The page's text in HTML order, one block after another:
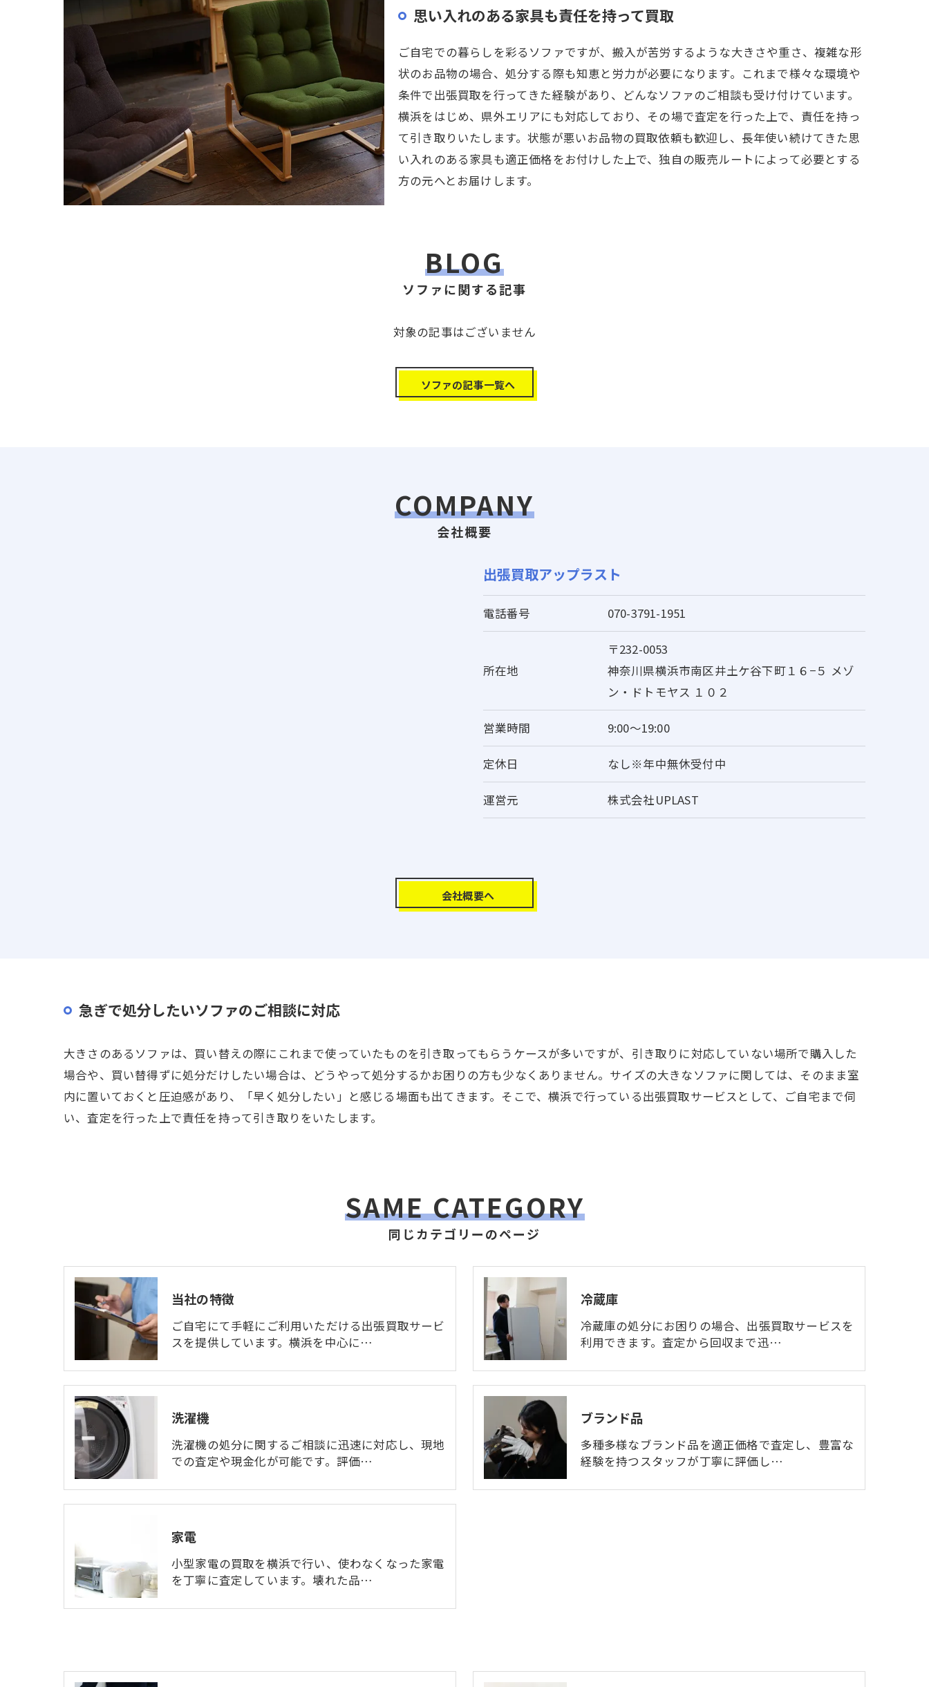
思い入れのある家具も責任を持って買取
ご自宅での暮らしを彩るソファですが、搬入が苦労するような大きさや重さ、複雑な形
状のお品物の場合、処分する際も知恵と労力が必要になります。これまで様々な環境や
条件で出張買取を行ってきた経験があり、どんなソファのご相談も受け付けています。
横浜をはじめ、県外エリアにも対応しており、その場で査定を行った上で、責任を持っ
て引き取りいたします。状態が悪いお品物の買取依頼も歓迎し、長年使い続けてきた思
い入れのある家具も適正価格をお付けした上で、独自の販売ルートによって必要とする
方の元へとお届けします。
BLOG
ソファに関する記事
対象の記事はございません
ソファの記事一覧へ
会社概要
COMPANY
出張買取アップラスト
電話番号 070-3791-1951
所在地
〒232-0053
神奈川県横浜市南区井土ケ谷下町１６−５ メゾ
ン・ドトモヤス １０２
営業時間 9:00～19:00
定休日 なし※年中無休受付中
運営元 株式会社UPLAST
会社概要へ
急ぎで処分したいソファのご相談に対応
大きさのあるソファは、買い替えの際にこれまで使っていたものを引き取ってもらうケースが多いですが、引き取りに対応していない場所で購入した
場合や、買い替得ずに処分だけしたい場合は、どうやって処分するかお困りの方も少なくありません。サイズの大きなソファに関しては、そのまま室
内に置いておくと圧迫感があり、「早く処分したい」と感じる場面も出てきます。そこで、横浜で行っている出張買取サービスとして、ご自宅まで伺
い、査定を行った上で責任を持って引き取りをいたします。
同じカテゴリーのページ
SAME CATEGORY
当社の特徴
ご自宅にて手軽にご利用いただける出張買取サービ
スを提供しています。横浜を中心に…
冷蔵庫
冷蔵庫の処分にお困りの場合、出張買取サービスを
利用できます。査定から回収まで迅…
洗濯機
洗濯機の処分に関するご相談に迅速に対応し、現地
での査定や現金化が可能です。評価…
ブランド品
多種多様なブランド品を適正価格で査定し、豊富な
経験を持つスタッフが丁寧に評価し…
家電
小型家電の買取を横浜で行い、使わなくなった家電
を丁寧に査定しています。壊れた品…